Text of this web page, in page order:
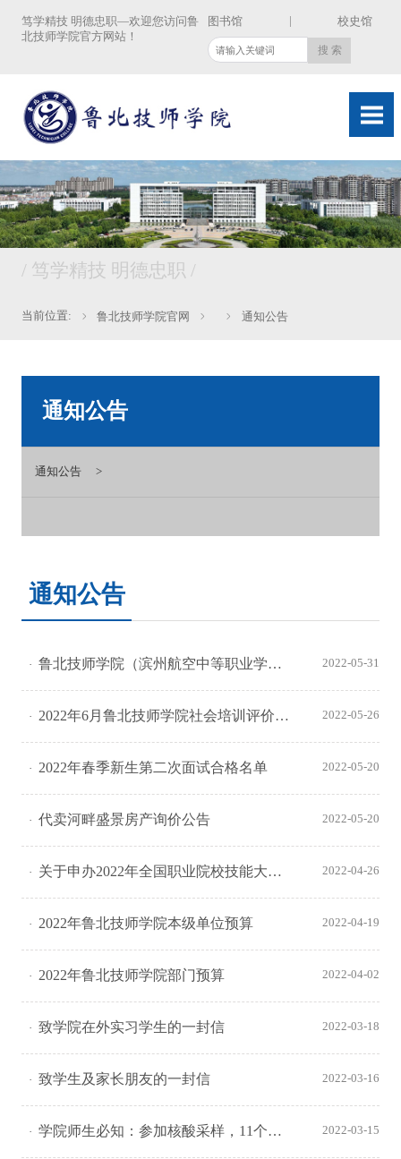
笃学精技 明德忠职—欢迎您访问鲁
北技师学院官方网站！
图书馆 | 校史馆
/ 笃学精技 明德忠职 /
当前位置: 鲁北技师学院官网 通知公告
通知公告
通知公告
通知公告
鲁北技师学院（滨州航空中等职业学校）2022年招生简章（秋季） 2022-05-31
2022年6月鲁北技师学院社会培训评价职业技能等级认定公告 2022-05-26
2022年春季新生第二次面试合格名单 2022-05-20
代卖河畔盛景房产询价公告 2022-05-20
关于申办2022年全国职业院校技能大赛（中职组）“网络搭建与应用” 赛项合作企业遴选结果的公示 2022-04-26
2022年鲁北技师学院本级单位预算 2022-04-19
2022年鲁北技师学院部门预算 2022-04-02
致学院在外实习学生的一封信 2022-03-18
致学生及家长朋友的一封信 2022-03-16
学院师生必知：参加核酸采样，11个锦囊图鉴 2022-03-15